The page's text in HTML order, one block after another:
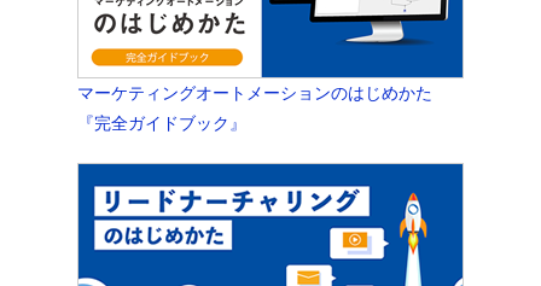
マーケティングオートメーションのはじめかた
『完全ガイドブック』